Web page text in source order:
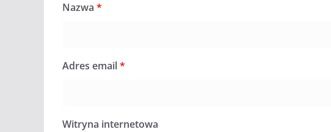
Nazwa *
Adres email*
Witryna internetowa